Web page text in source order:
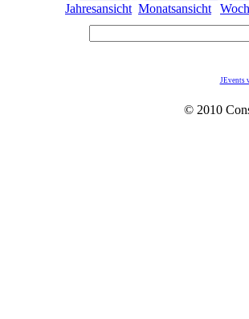
Jahresansicht Monatsansicht
JEvents
© 2010